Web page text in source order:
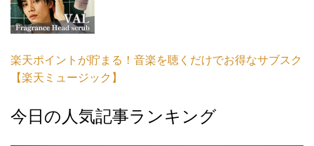
楽天ポイントが貯まる！音楽を聴くだけでお得なサブスク
【楽天ミュージック】
今日の人気記事ランキング